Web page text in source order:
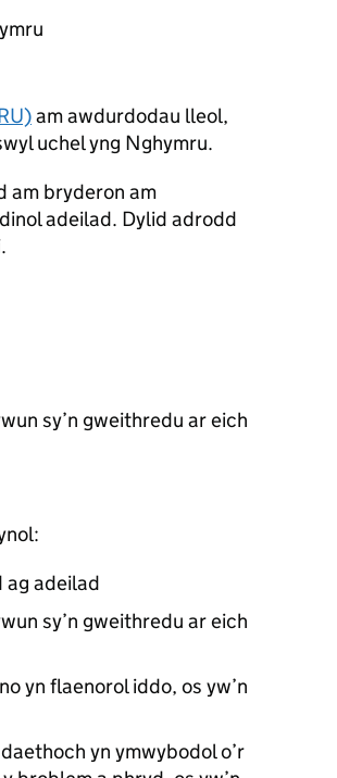
am awdurdodau lleol,
uchel yng Nghymru.
am bryderon am
adeilad. Dylid adrodd
sy’n gweithredu ar eich
ag adeilad
sy’n gweithredu ar eich
yn flaenorol iddo, os yw’n
yn ymwybodol o’r